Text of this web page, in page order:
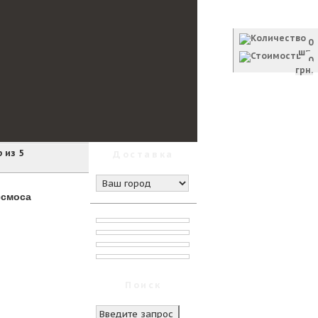
0
шт.
0
грн.
из 5